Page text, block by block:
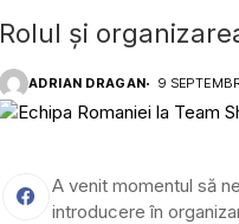
Rolul și
ADRIAN DRAGAN 9
A venit momentul să
introducere în